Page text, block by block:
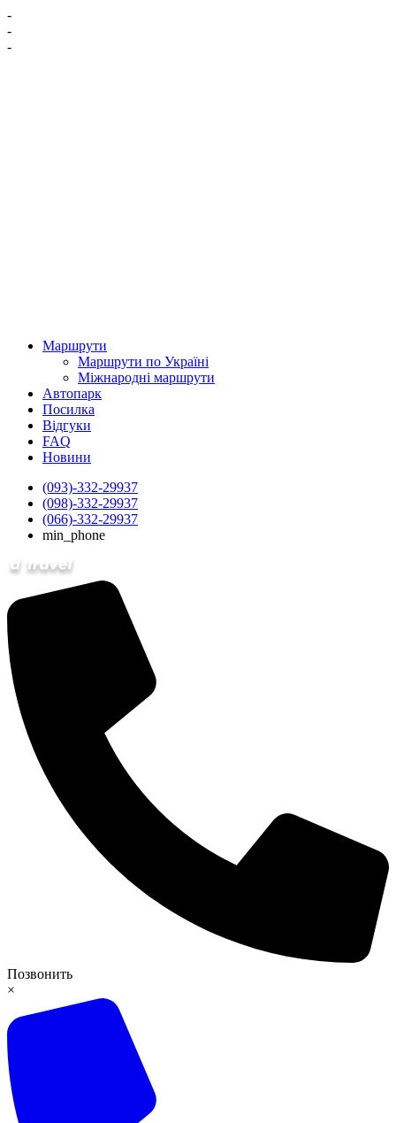
-
-
-
Маршрути
Маршрути по Україні
Міжнародні маршрути
Автопарк
Посилка
Відгуки
FAQ
Новини
(093)-332-29937
(098)-332-29937
(066)-332-29937
min_phone
Позвонить
×